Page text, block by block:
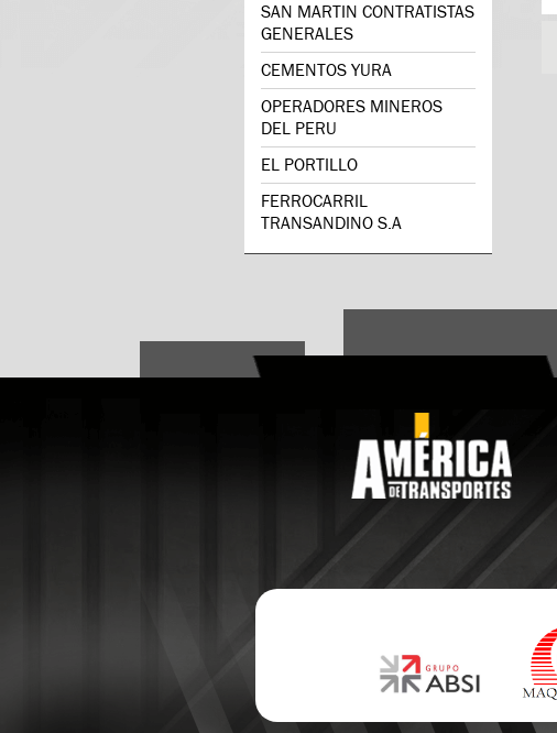
SAN MARTIN CONTRATISTAS
GENERALES
CEMENTOS YURA
OPERADORES MINEROS
DEL PERU
EL PORTILLO
FERROCARRIL
TRANSANDINO S.A